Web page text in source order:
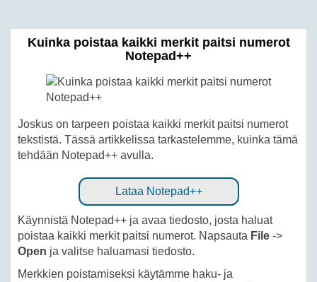
Kuinka poistaa kaikki merkit paitsi numerot
Notepad++
Joskus on tarpeen poistaa kaikki merkit paitsi numerot
tekstistä. Tässä artikkelissa tarkastelemme, kuinka tämä
tehdään Notepad++ avulla.
Lataa Notepad++
Käynnistä Notepad++ ja avaa tiedosto, josta haluat
poistaa kaikki merkit paitsi numerot. Napsauta File ->
Open ja valitse haluamasi tiedosto.
Merkkien poistamiseksi käytämme haku- ja